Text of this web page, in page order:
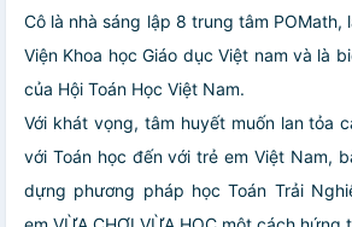
Cô là nhà sáng lập 8 trung tâm POMath,
Viện Khoa học Giáo dục Việt nam và là
của Hội Toán Học Việt Nam.
Với khát vọng, tâm huyết muốn lan tỏa
với Toán học đến với trẻ em Việt Nam,
dựng phương pháp học Toán Trải